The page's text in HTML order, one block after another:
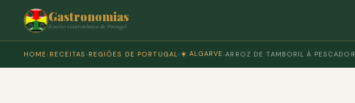
Gastronomias
Roteiro Gastronómico de Portugal
HOME › RECEITAS › REGIÕES DE PORTUGAL› ☀️ ALGARVE ›ARROZ DE TAMBORIL À PESCADOR